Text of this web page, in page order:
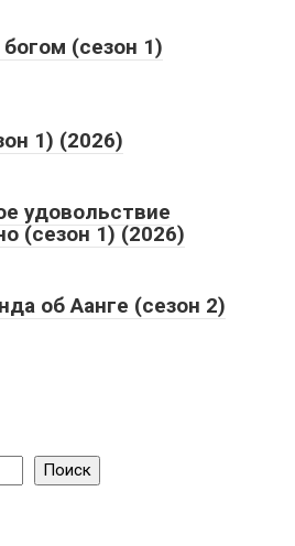
(сезон 1)
1) (2026)
удовольствие
(сезон 1) (2026)
об Аанге (сезон 2)
Поиск